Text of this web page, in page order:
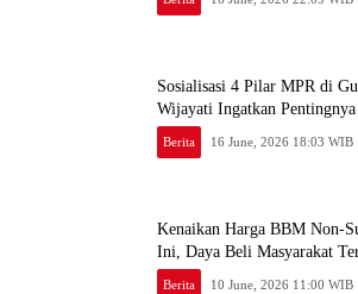
Sosialisasi 4 Pilar MPR di
Wijayati Ingatkan Pentingnya
Berita 16 June, 2026 18:03 WIB
Kenaikan Harga BBM Non-
Ini, Daya Beli Masyarakat
Berita 10 June, 2026 11:00 WIB